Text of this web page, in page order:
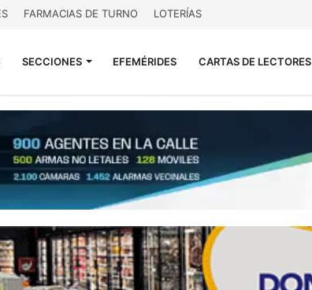
FARMACIAS DE TURNO LOTERÍAS
SECCIONES EFEMÉRIDES CARTAS DE LECTORES